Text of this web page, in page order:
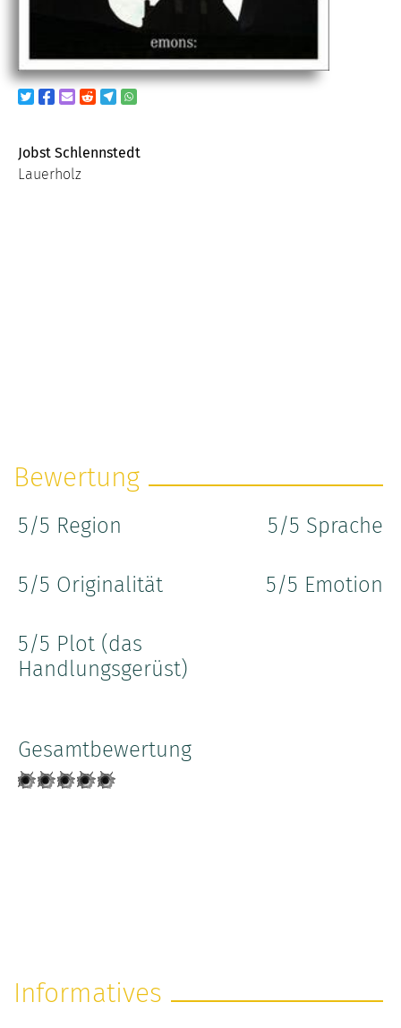
Jobst Schlennstedt
Lauerholz
Bewertung
5/5 Region 5/5 Sprache
5/5 Originalität 5/5 Emotion
5/5 Plot (das
Handlungsgerüst)
Gesamtbewertung
Informatives